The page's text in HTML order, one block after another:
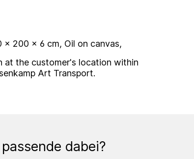
x 200 x 6 cm, Oil on canvas,
at the customer's location within
Art Transport.
dabei?